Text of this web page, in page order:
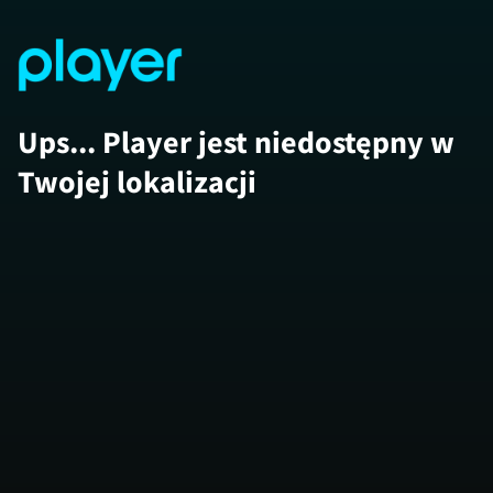
Ups... Player jest niedostępny w
Twojej lokalizacji